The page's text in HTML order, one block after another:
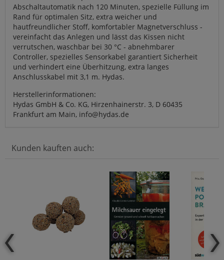
Abschaltautomatik nach 120 Minuten, spezielle Füllung im
Rand für optimalen Sitz, extra weicher und
hautfreundlicher Stoff, komfortabler Magnetverschluss -
vereinfacht das Anlegen und lässt das Kissen nicht
verrutschen, waschbar bei 30 °C - abnehmbarer
Controller, spezielles Sensorkabel garantiert Sicherheit
und verhindert eine Überhitzung, extra langes
Anschlusskabel mit 3,1 m. Hydas.
Herstellerinformationen:
Hydas GmbH & Co. KG, Hirzenhainerstr. 3, D 60435
Frankfurt am Main, info@hydas.de
Kunden kauften auch: